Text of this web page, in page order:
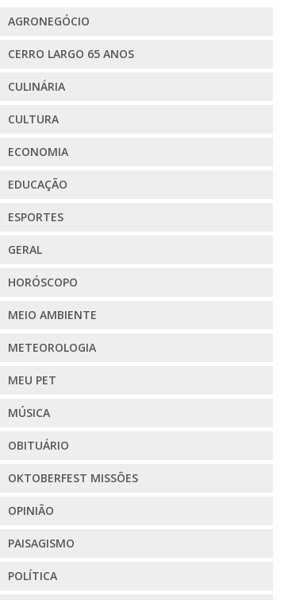
AGRONEGÓCIO
CERRO LARGO 65 ANOS
CULINÁRIA
CULTURA
ECONOMIA
EDUCAÇÃO
ESPORTES
GERAL
HORÓSCOPO
MEIO AMBIENTE
METEOROLOGIA
MEU PET
MÚSICA
OBITUÁRIO
OKTOBERFEST MISSÕES
OPINIÃO
PAISAGISMO
POLÍTICA